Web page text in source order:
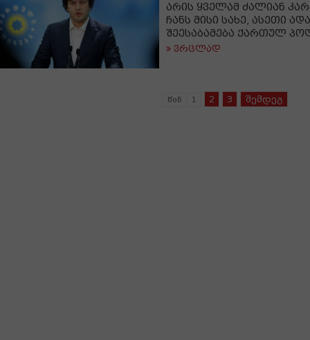
არის ყველამ ძალიან
ჩანს მისი სახე, ასეთი
შეესაბამება ქართულ
ვრცლად
წინ 1 2 3 შემდეგ